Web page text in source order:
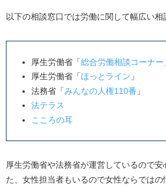
以下の相談窓口では労働に関して幅広い相
厚生労働省「総合労働相談コーナー
厚生労働省「ほっとライン 」
法務省「みんなの人権110番 」
法テラス
こころの耳
厚生労働省や法務省が運営しているので安
た、女性担当者もいるので女性ならではの